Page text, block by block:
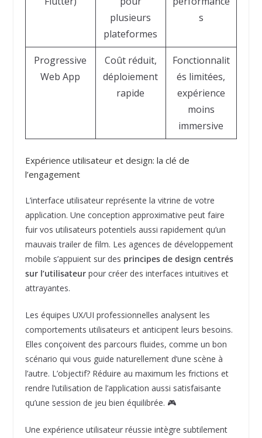
plusieurs
plateformes
s
Progressive
Web App
Coût réduit,
déploiement
rapide
Fonctionnalit
és limitées,
expérience
moins
immersive
Expérience utilisateur et design: la clé de
l’engagement
L’interface utilisateur représente la vitrine de votre
application. Une conception approximative peut faire
fuir vos utilisateurs potentiels aussi rapidement qu’un
mauvais trailer de film. Les agences de développement
mobile s’appuient sur des principes de design centrés
sur l’utilisateurpour créer des interfaces intuitives et
attrayantes.
Les équipes UX/UI professionnelles analysent les
comportements utilisateurs et anticipent leurs besoins.
Elles conçoivent des parcours fluides, comme un bon
scénario qui vous guide naturellement d’une scène à
l’autre. L’objectif? Réduire au maximum les frictions et
rendre l’utilisation de l’application aussi satisfaisante
qu’une session de jeu bien équilibrée. 🎮
Une expérience utilisateur réussie intègre subtilement